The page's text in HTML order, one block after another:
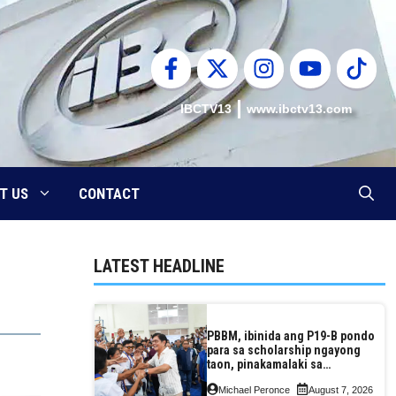
IBCTV13 www.ibctv13.com
US CONTACT
LATEST HEADLINE
PBBM, ibinida ang P19-B pondo
para sa scholarship ngayong
taon, pinakamalaki sa
Michael Peronce August 7, 2026